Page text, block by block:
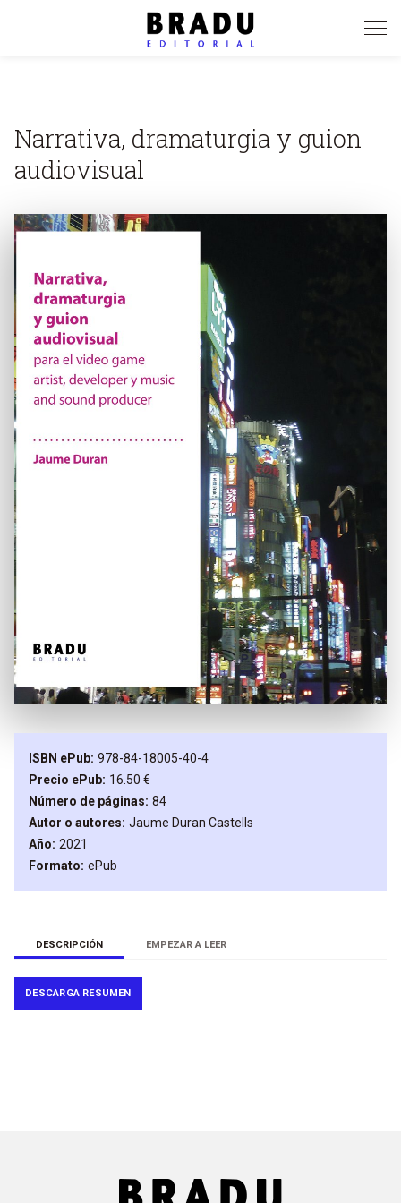
Narrativa, dramaturgia y guion
audiovisual
Image
ISBN ePub 978-84-18005-40-4
Precio ePub 16.50 €
Número de páginas 84
Autor o autores Jaume Duran Castells
Año 2021
Formato ePub
DESCRIPCIÓN EMPEZAR A LEER
DESCARGA RESUMEN